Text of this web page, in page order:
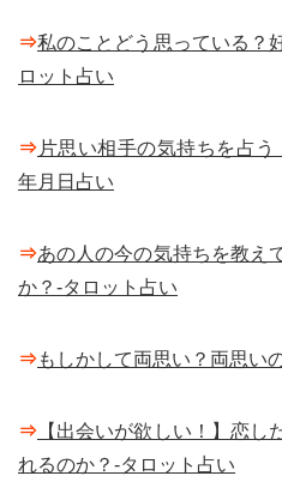
⇒私のことどう思っている？
ロット占い
⇒ 片思い相手の気持ちを占
年月日占い
⇒あの人の今の気持ちを教え
か？-タロット占い
⇒もしかして両思い？両思い
⇒ 【出会いが欲しい！】恋
れるのか？-タロット占い